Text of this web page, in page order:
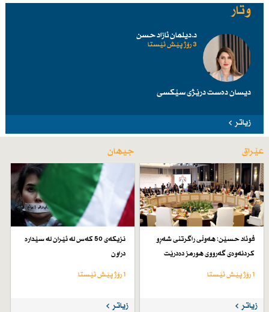
وتار
د.دیلمان ئازاد حسن
3 رۆژ پێش ئێستا
دیسان دەست درێژی سێكسی
زیاتر
عێراق
فوئاد حسێن: هەوڵی راگرتنی شەڕو
كردنەوەی گەرووی هورمز دەدرێت
1 رۆژ پێش ئێستا
زیاتر
جیهان
نزیكەی 50 كەس لە ئێران لە سێدارە
دراون
1 رۆژ پێش ئێستا
زیاتر